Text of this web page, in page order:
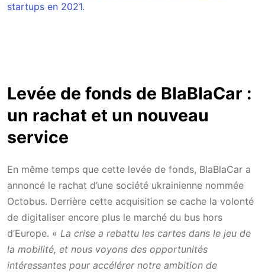
startups en 2021.
Levée de fonds de BlaBlaCar :
un rachat et un nouveau
service
En même temps que cette levée de fonds, BlaBlaCar a
annoncé le rachat d’une société ukrainienne nommée
Octobus. Derrière cette acquisition se cache la volonté
de digitaliser encore plus le marché du bus hors
d’Europe. « La crise a rebattu les cartes dans le jeu de
la mobilité, et nous voyons des opportunités
intéressantes pour accélérer notre ambition de